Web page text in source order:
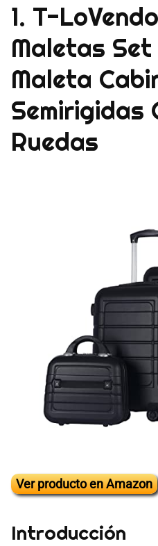
1. T-
Maletas
Maleta
Semirigidas
Ruedas
Ver producto en Amazon
Introducción